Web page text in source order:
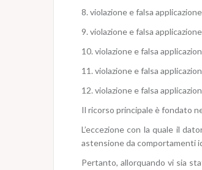
8. violazione e falsa
9. violazione e falsa
10. violazione e falsa
11. violazione e falsa
12. violazione e falsa
Il ricorso principale è fondato
L’eccezione con la quale il
astensione da comportamenti
Pertanto, allorquando vi sia